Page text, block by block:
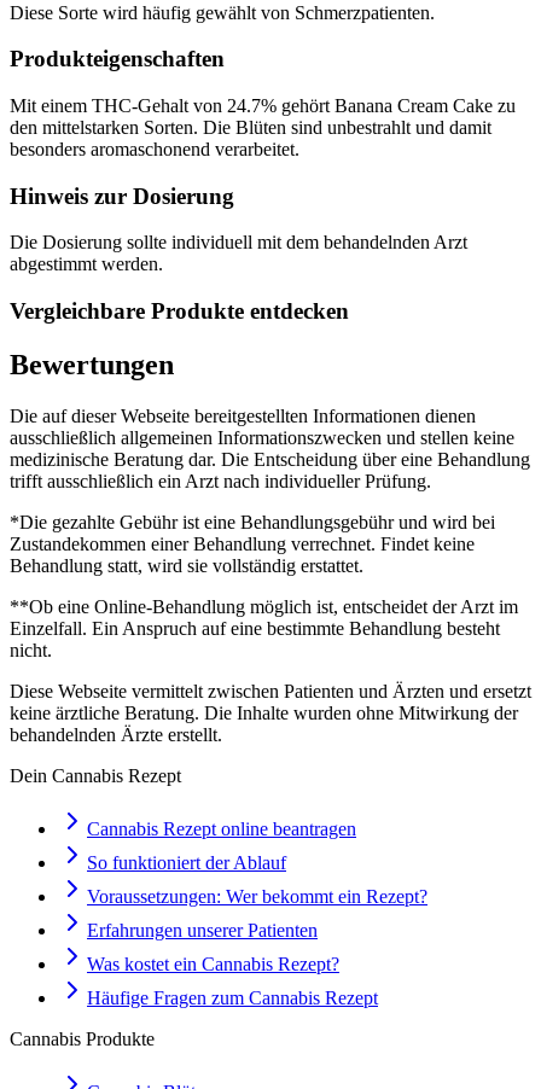
Diese Sorte wird häufig gewählt von Schmerzpatienten.
Produkteigenschaften
Mit einem THC-Gehalt von 24.7% gehört Banana Cream Cake zu
den mittelstarken Sorten. Die Blüten sind unbestrahlt und damit
besonders aromaschonend verarbeitet.
Hinweis zur Dosierung
Die Dosierung sollte individuell mit dem behandelnden Arzt
abgestimmt werden.
Vergleichbare Produkte entdecken
Bewertungen
Die auf dieser Webseite bereitgestellten Informationen dienen
ausschließlich allgemeinen Informationszwecken und stellen keine
medizinische Beratung dar. Die Entscheidung über eine Behandlung
trifft ausschließlich ein Arzt nach individueller Prüfung.
*Die gezahlte Gebühr ist eine Behandlungsgebühr und wird bei
Zustandekommen einer Behandlung verrechnet. Findet keine
Behandlung statt, wird sie vollständig erstattet.
**Ob eine Online-Behandlung möglich ist, entscheidet der Arzt im
Einzelfall. Ein Anspruch auf eine bestimmte Behandlung besteht
nicht.
Diese Webseite vermittelt zwischen Patienten und Ärzten und ersetzt
keine ärztliche Beratung. Die Inhalte wurden ohne Mitwirkung der
behandelnden Ärzte erstellt.
Dein Cannabis Rezept
Cannabis Rezept online beantragen
So funktioniert der Ablauf
Voraussetzungen: Wer bekommt ein Rezept?
Erfahrungen unserer Patienten
Was kostet ein Cannabis Rezept?
Häufige Fragen zum Cannabis Rezept
Cannabis Produkte